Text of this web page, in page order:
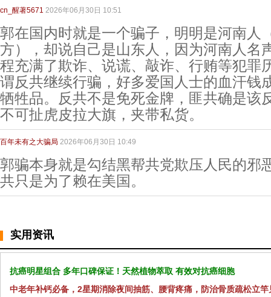
cn_醒著5671 2026年06月30日 10:51
郭在国内时就是一个骗子，明明是河南人
方），却说自己是山东人，因为河南人名
程充满了欺诈、说谎、敲诈、行贿等犯罪
谓反共继续行骗，好多爱国人士的血汗钱
牺牲品。反共不是免死金牌，匪共确是该
不可扯虎皮拉大旗，夹带私货。
百年未有之大骗局 2026年06月30日 10:49
郭骗本身就是勾结黑帮共党欺压人民的邪
共只是为了赖在美国。
实用资讯
抗癌明星组合 多年口碑保证！天然植物萃取 有效对抗癌细胞
中老年补钙必备，2星期消除夜间抽筋、腰背疼痛，防治骨质疏松立竿